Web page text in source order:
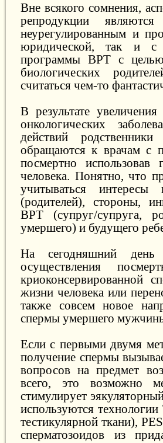
Вне всякого сомнения,
репродукции
неурегулированным и
юридической, так и с
программы ВРТ с
биологических
считаться чем-то
В результате
онкологических
действий
обращаются к врачам с
посмертно использовав
человека. Понятно, что
учитываться
(родителей), стороны,
ВРТ (супруг/супруга,
умершего) и будущего
На сегодняшний день
осуществления
криоконсервированной
жизни человека или
также совсем новое
спермы умершего
Если с первыми двумя
получение спермы
вопросов на предмет
всего, это возможно
стимулирует
используются
тестикулярной ткани),
сперматозоидов из